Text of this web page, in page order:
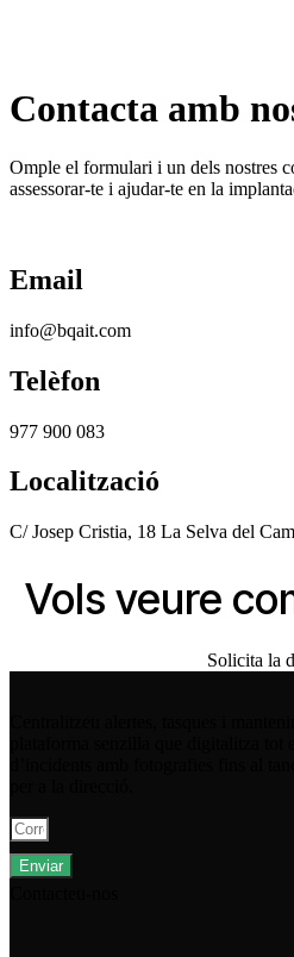
Contacta amb
Omple el formulari i un dels nostres
assessorar-te i ajudar-te en la
Email
info@bqait.com
Telèfon
977 900 083
Localització
C/ Josep Cristia, 18 La Selva del
Vols veure
Solicita la
Enviar